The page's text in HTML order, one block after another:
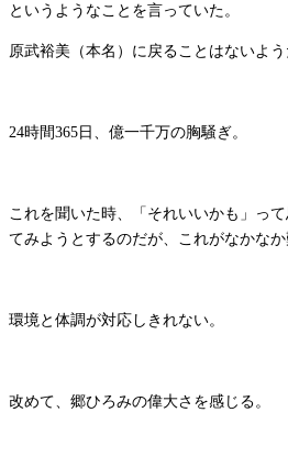
というようなことを言っていた。
原武裕美（本名）に戻ることはないよう
24時間365日、億一千万の胸騒ぎ。
これを聞いた時、「それいいかも」っ
てみようとするのだが、これがなかなか
環境と体調が対応しきれない。
改めて、郷ひろみの偉大さを感じる。